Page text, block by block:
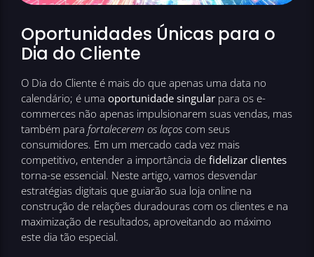
Oportunidades Únicas para o
Dia do Cliente
O Dia do Cliente é mais do que apenas uma data no
calendário; é uma oportunidade singular para os e-
commerces não apenas impulsionarem suas vendas, mas
também para fortalecerem os laços com seus
consumidores. Em um mercado cada vez mais
competitivo, entender a importância de fidelizar clientes
torna-se essencial. Neste artigo, vamos desvendar
estratégias digitais que guiarão sua loja online na
construção de relações duradouras com os clientes e na
maximização de resultados, aproveitando ao máximo
este dia tão especial.